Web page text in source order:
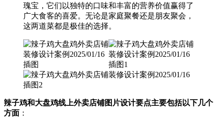
瑰宝，它们以独特的口味和丰富的营养价值赢得了
广大食客的喜爱。无论是家庭聚餐还是朋友聚会，
这两道菜都是极佳的选择。
辣子鸡和大盘鸡线上外卖店铺图片设计要点主要包括以下几个
方面 ‌：